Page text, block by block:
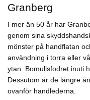
Granberg
I mer än 50 år har
genom sina
mönster på handflatan
användning i torra eller
ytan. Bomullsfodret inuti
Dessutom är de längre
ovanför handlederna.